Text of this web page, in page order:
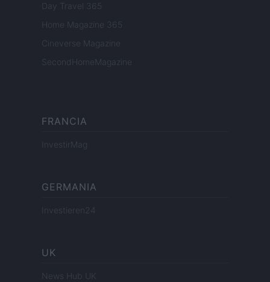
Day Travel 365
Home Magazine 365
Cineverse Magazine
SecondHomeMagazine
FRANCIA
InvestirMag
GERMANIA
Investieren24
UK
News Hub UK